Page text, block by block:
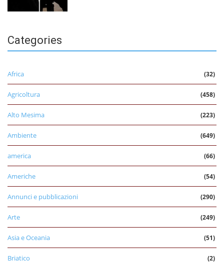
Categories
Africa (32)
Agricoltura (458)
Alto Mesima (223)
Ambiente (649)
america (66)
Americhe (54)
Annunci e pubblicazioni (290)
Arte (249)
Asia e Oceania (51)
Briatico (2)